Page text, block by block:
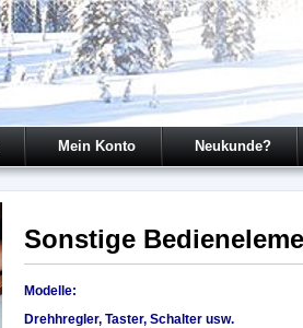
Mein Konto Neukunde?
Sonstige
Modelle:
Drehhregler, Taster, Schalter usw.